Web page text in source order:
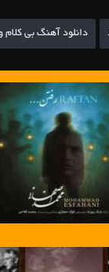
دانلود آهنگ بی